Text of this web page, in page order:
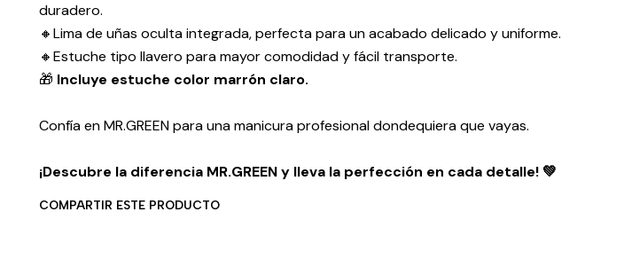
duradero.
🔸Lima de uñas oculta integrada, perfecta para un acabado delicado y uniforme.
🔸Estuche tipo llavero para mayor comodidad y fácil transporte.
🎁 Incluye estuche color marrón claro.
Confía en MR.GREEN para una manicura profesional dondequiera que vayas.
¡Descubre la diferencia MR.GREEN y lleva la perfección en cada detalle! 💚
COMPARTIR ESTE PRODUCTO